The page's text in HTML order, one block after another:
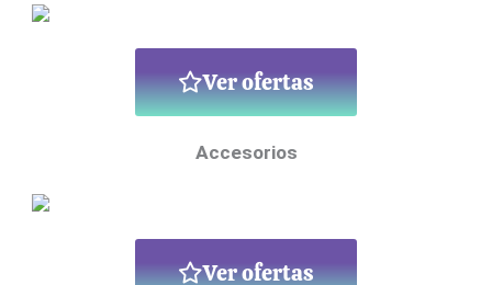
Ver ofertas
Accesorios
Ver ofertas